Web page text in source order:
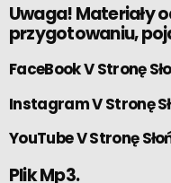
Uwaga! Materiały
przygotowaniu,
FaceBook V Stronę
Instagram V Stronę
YouTube V Stronę
Plik Mp3.